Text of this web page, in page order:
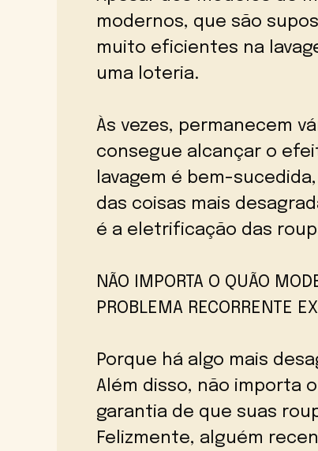
modernos, que são
muito eficientes na
uma loteria.
Às vezes, permanecem
consegue alcançar o
lavagem é bem-
das coisas mais
é a eletrificação das
NÃO IMPORTA O QUÃO
PROBLEMA RECORRENTE
Porque há algo mais
Além disso, não importa
garantia de que suas
Felizmente, alguém